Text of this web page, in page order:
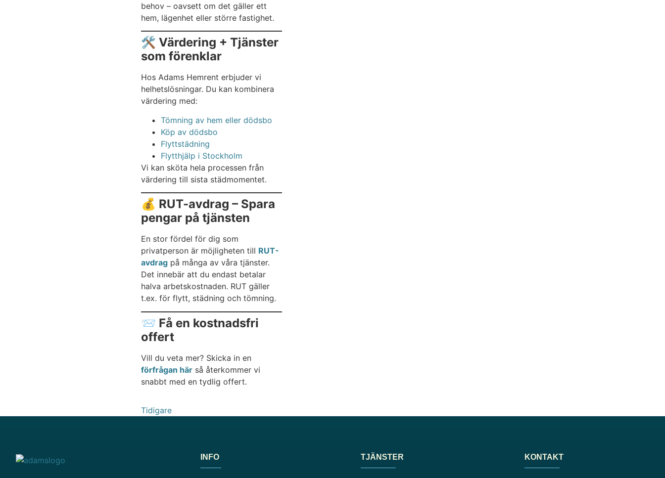
behov – oavsett om det gäller ett
hem, lägenhet eller större fastighet.
🛠️ Värdering + Tjänster
som förenklar
Hos Adams Hemrent erbjuder vi
helhetslösningar. Du kan kombinera
värdering med:
Tömning av hem eller dödsbo
Köp av dödsbo
Flyttstädning
Flytthjälp i Stockholm
Vi kan sköta hela processen från
värdering till sista städmomentet.
💰 RUT-avdrag – Spara
pengar på tjänsten
En stor fördel för dig som
privatperson är möjligheten till RUT-
avdrag på många av våra tjänster.
Det innebär att du endast betalar
halva arbetskostnaden. RUT gäller
t.ex. för flytt, städning och tömning.
📨 Få en kostnadsfri
offert
Vill du veta mer? Skicka in en
förfrågan här så återkommer vi
snabbt med en tydlig offert.
Tidigare
INFO TJÄNSTER KONTAKT